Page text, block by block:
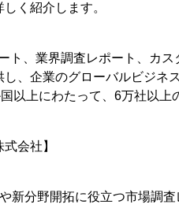
く紹介します。
、業界調査レポート、カス
、企業のグローバルビジネ
以上にわたって、6万社以上
会社】
新分野開拓に役立つ市場調